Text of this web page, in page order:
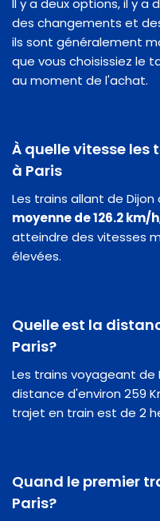
des changements et
ils sont généralement
que vous choisissiez le
au moment de l'achat.
À quelle vitesse les
à Paris
Les trains allant de
moyenne de 126.2 km/h
atteindre des vitesses
élevées.
Quelle est la
Paris?
Les trains voyageant de
distance d'environ 259
trajet en train est de 2
Quand le premier
Paris?